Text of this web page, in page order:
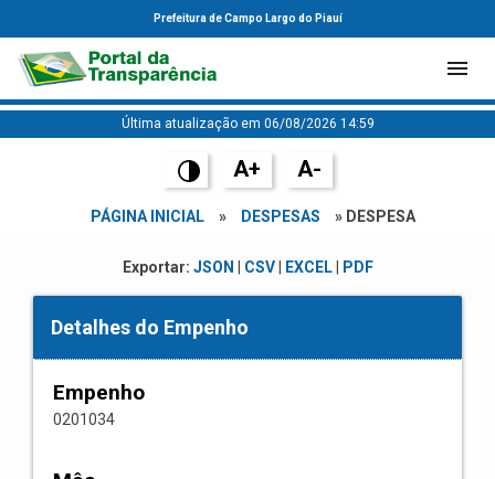
Prefeitura de Campo Largo do Piauí
Última atualização em 06/08/2026 14:59
A+ A-
PÁGINA INICIAL » DESPESAS » DESPESA
Exportar: JSON CSV| EXCEL| PDF
Detalhes do Empenho
Empenho
0201034